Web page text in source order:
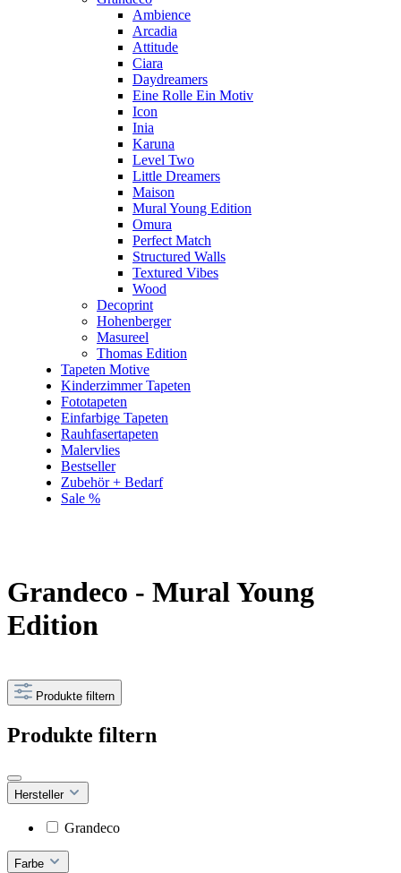
Ambience
Arcadia
Attitude
Ciara
Daydreamers
Eine Rolle Ein Motiv
Icon
Inia
Karuna
Level Two
Little Dreamers
Maison
Mural Young Edition
Omura
Perfect Match
Structured Walls
Textured Vibes
Wood
Decoprint
Hohenberger
Masureel
Thomas Edition
Tapeten Motive
Kinderzimmer Tapeten
Fototapeten
Einfarbige Tapeten
Rauhfasertapeten
Malervlies
Bestseller
Zubehör + Bedarf
Sale %
Grandeco - Mural Young
Edition
Produkte filtern
Produkte filtern
Hersteller
Grandeco
Farbe